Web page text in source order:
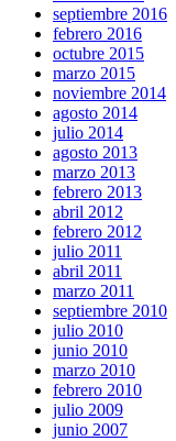
septiembre 2016
febrero 2016
octubre 2015
marzo 2015
noviembre 2014
agosto 2014
julio 2014
agosto 2013
marzo 2013
febrero 2013
abril 2012
febrero 2012
julio 2011
abril 2011
marzo 2011
septiembre 2010
julio 2010
junio 2010
marzo 2010
febrero 2010
julio 2009
junio 2007